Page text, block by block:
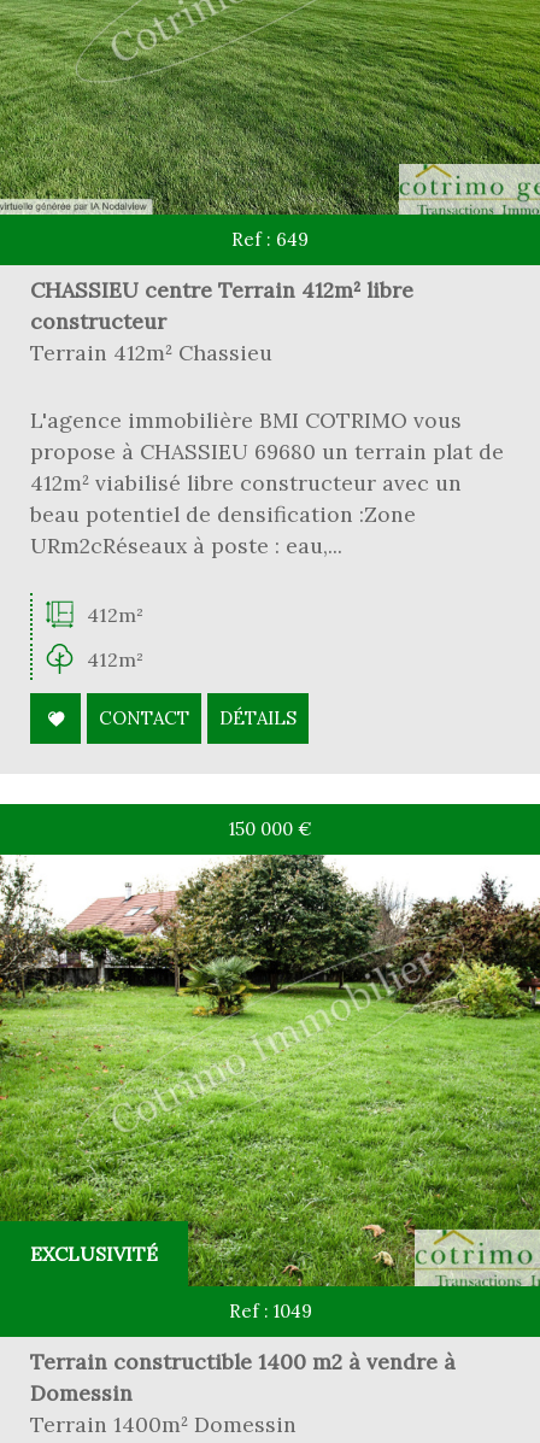
Ref : 649
CHASSIEU centre Terrain 412m² libre
constructeur
Terrain 412m² Chassieu
L'agence immobilière BMI COTRIMO vous
propose à CHASSIEU 69680 un terrain plat de
412m² viabilisé libre constructeur avec un
beau potentiel de densification :Zone
URm2cRéseaux à poste : eau,...
412m²
412m²
CONTACT DÉTAILS
EXCLUSIVITÉ
150 000 €
Ref : 1049
Terrain constructible 1400 m2 à vendre à
Domessin
Terrain 1400m² Domessin